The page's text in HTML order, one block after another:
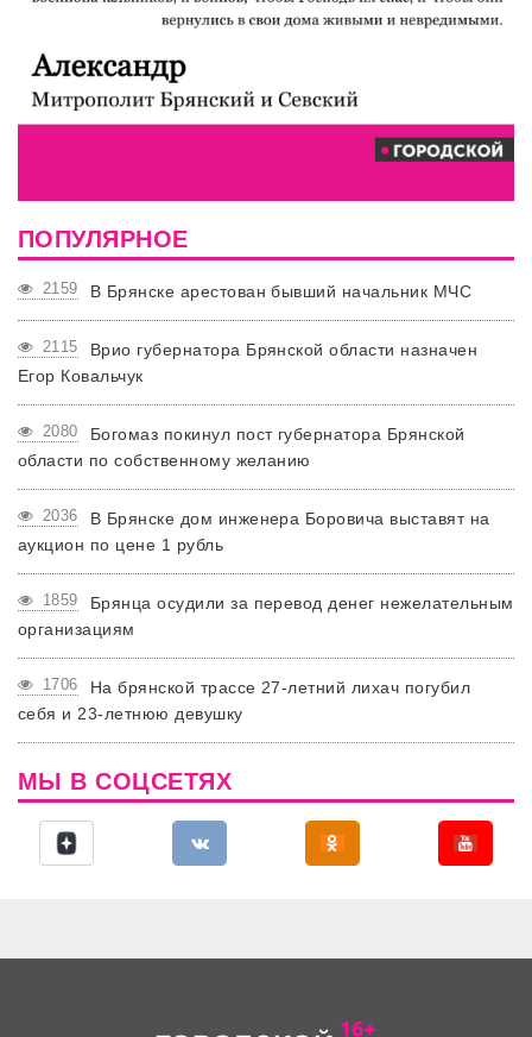
ПОПУЛЯРНОЕ
2159 В Брянске арестован бывший начальник МЧС
2115
Врио губернатора Брянской области назначен
Егор Ковальчук
2080
Богомаз покинул пост губернатора Брянской
области по собственному желанию
2036
В Брянске дом инженера Боровича выставят на
аукцион по цене 1 рубль
1859
Брянца осудили за перевод денег нежелательным
организациям
1706
На брянской трассе 27-летний лихач погубил
себя и 23-летнюю девушку
МЫ В СОЦСЕТЯХ